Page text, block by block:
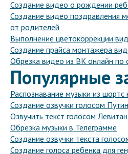
Создание видео о рождении
Создание видео поздравления
от родителей
Выполнение цветокоррекции
Создание прайса монтажера
Обрезка видео из ВК онлайн по
Популярные
Распознавание музыки из шортс
Создание озвучки голосом
Озвучить текст голосом
Обрезка музыки в Телеграмме
Создание озвучки текста
Создание голоса ребенка для